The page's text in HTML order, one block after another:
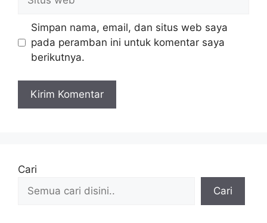
web
Simpan nama, email, dan situs web saya
pada peramban ini untuk komentar saya
berikutnya.
Cari
Cari